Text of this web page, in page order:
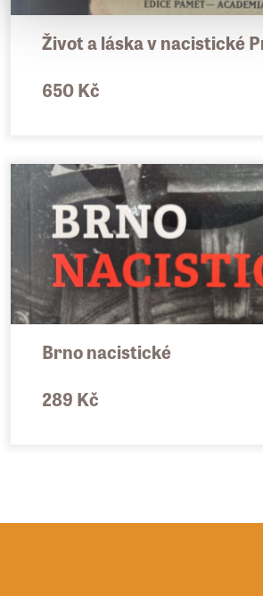
Život a láska v nacistické
650 Kč
Brno nacistické
289 Kč